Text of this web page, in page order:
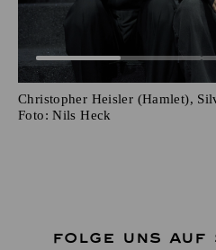
Christopher Heisler (Hamlet),
Foto: Nils Heck
FOLGE UNS AUF